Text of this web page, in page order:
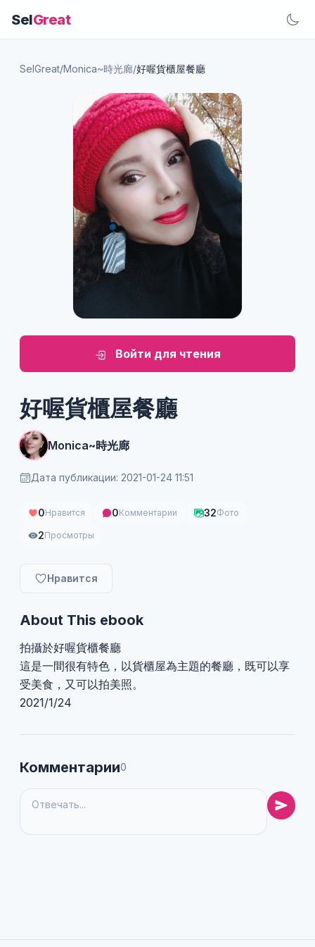
SelGreat
SelGreat/Monica~時光廊/好喔貨櫃屋餐廳
Войти для чтения
好喔貨櫃屋餐廳
Monica~時光廊
Дата публикации: 2021-01-24 11:51
0Нравится 0Комментарии 32Фото
2Просмотры
Нравится
About This ebook
拍攝於好喔貨櫃餐廳
這是一間很有特色，以貨櫃屋為主題的餐廳，既可以享
受美食，又可以拍美照。
2021/1/24
Комментарии0